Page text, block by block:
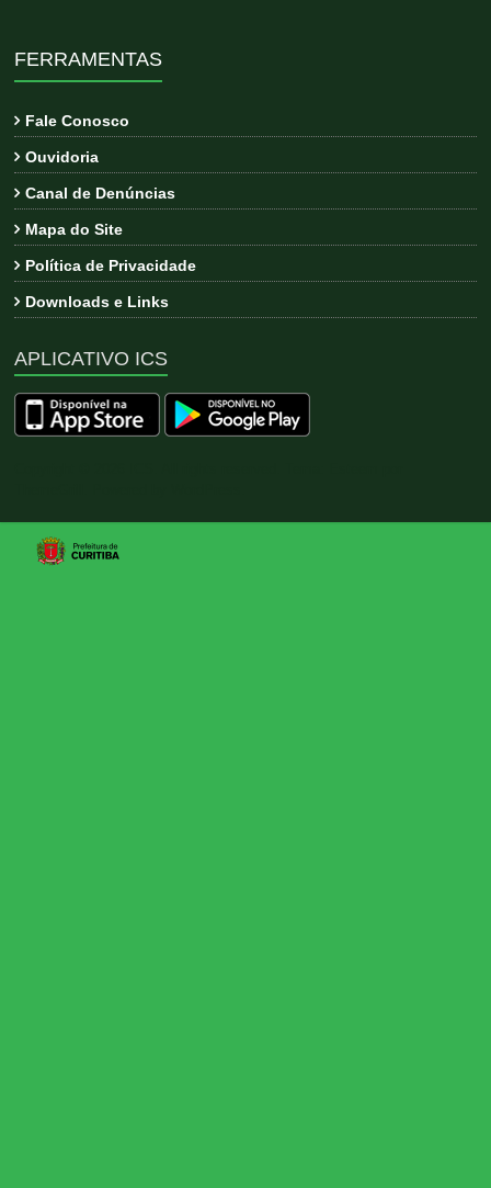
FERRAMENTAS
Fale Conosco
Ouvidoria
Canal de Denúncias
Mapa do Site
Política de Privacidade
Downloads e Links
APLICATIVO ICS